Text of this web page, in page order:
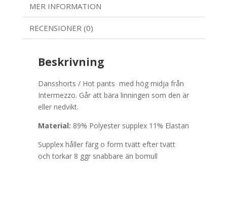
MER INFORMATION
RECENSIONER (0)
Beskrivning
Dansshorts / Hot pants med hög midja från
Intermezzo. Går att bära linningen som den är
eller nedvikt.
Material: 89% Polyester supplex 11% Elastan
Supplex håller färg o form tvätt efter tvätt
och torkar 8 ggr snabbare än bomull